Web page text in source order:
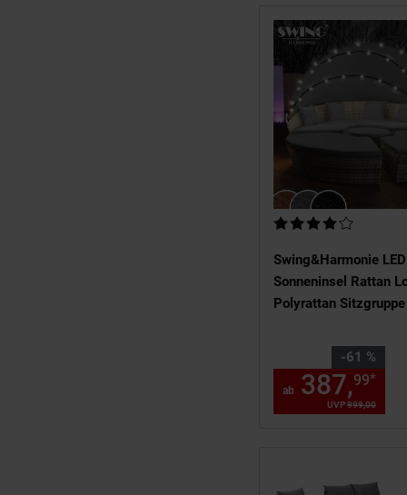
Swing&Harmonie
Sonneninsel Rattan
Polyrattan
versch. Ausführungen
Kundenbewertung:
-61 %
Sie Sparen 61 Prozent,
UVP999,00
ab 387,99*